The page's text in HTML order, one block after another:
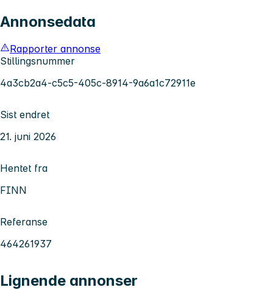
Annonsedata
Rapporter annonse
Stillingsnummer
4a3cb2a4-c5c5-405c-8914-9a6a1c72911e
Sist endret
21. juni 2026
Hentet fra
FINN
Referanse
464261937
Lignende annonser